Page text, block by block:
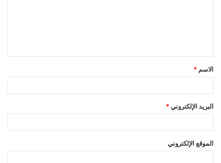
الاسم *
البريد الإلكتروني *
الموقع الإلكتروني